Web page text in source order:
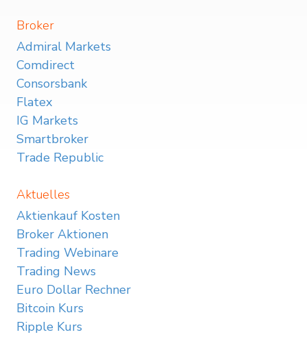
Broker
Admiral Markets
Comdirect
Consorsbank
Flatex
IG Markets
Smartbroker
Trade Republic
Aktuelles
Aktienkauf Kosten
Broker Aktionen
Trading Webinare
Trading News
Euro Dollar Rechner
Bitcoin Kurs
Ripple Kurs